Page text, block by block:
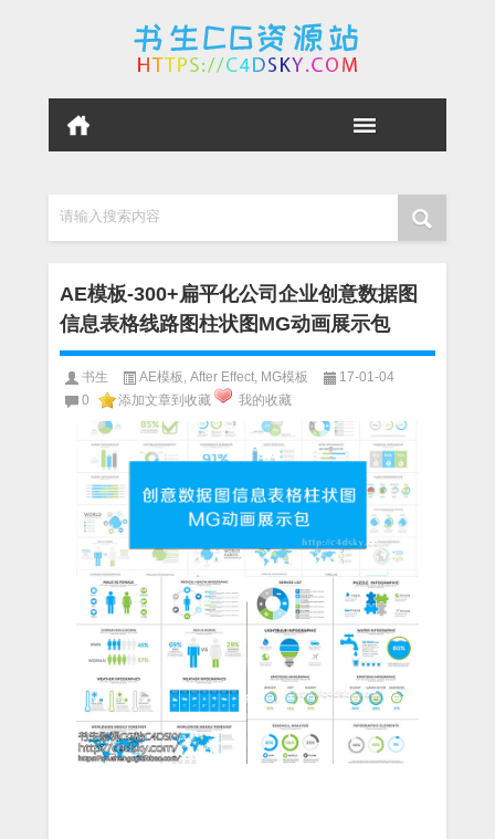
请输入搜索内容
AE模板-300+扁平化公司企业创意数据图
信息表格线路图柱状图MG动画展示包
书生 AE模板 After Effect MG模板
17-01-04
0
添加文章到收藏 我的收藏